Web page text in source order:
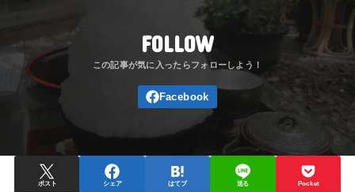
FOLLOW
ポスト シェア はてブ 送る Pocket